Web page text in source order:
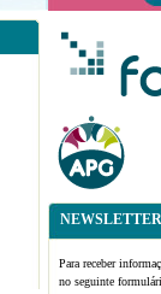
NEWSLETTER
Para receber
no seguinte